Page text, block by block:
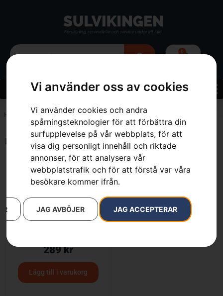
Vi använder oss av cookies
Vi använder cookies och andra
spårningsteknologier för att förbättra din
surfupplevelse på vår webbplats, för att
visa dig personligt innehåll och riktade
annonser, för att analysera vår
webbplatstrafik och för att förstå var våra
besökare kommer ifrån.
JAG ACCEPTERAR
JAG AVBÖJER
0
Hem 7393089183942
Endast ett sökresultat
289kr
Lägg till i varukorg